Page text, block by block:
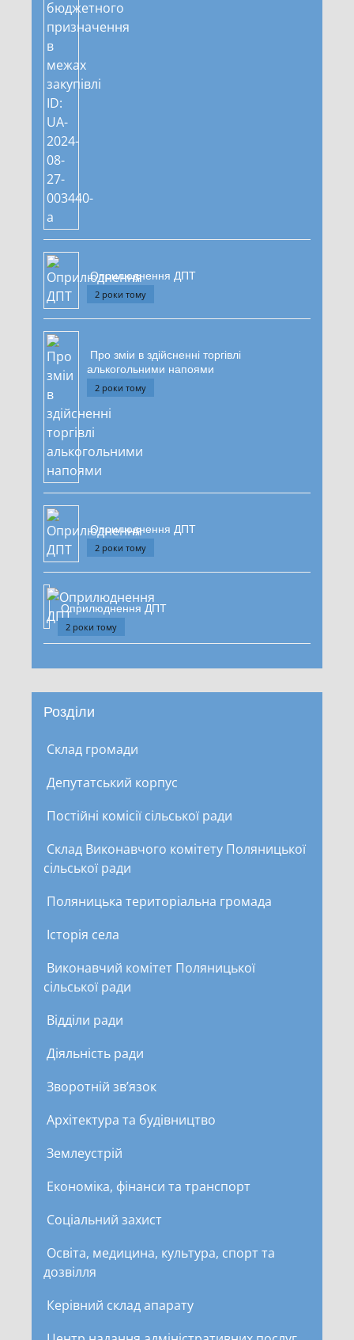
Оприлюднення ДПТ
2 роки тому
Про зміи в здійсненні торгівлі
алькогольними напоями
2 роки тому
Оприлюднення ДПТ
2 роки тому
Оприлюднення ДПТ
2 роки тому
Розділи
Склад громади
Депутатський корпус
Постійні комісії сільської ради
Склад Виконавчого комітету Поляницької
сільської ради
Поляницька територіальна громада
Історія села
Виконавчий комітет Поляницької
сільської ради
Відділи ради
Діяльність ради
Зворотній зв’язок
Архітектура та будівництво
Землеустрій
Економіка, фінанси та транспорт
Соціальний захист
Освіта, медицина, культура, спорт та
дозвілля
Керівний склад апарату